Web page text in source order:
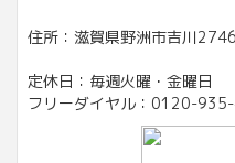
住所：滋賀県野洲市吉川
定休日：毎週火曜・金曜
フリーダイヤル：0120-